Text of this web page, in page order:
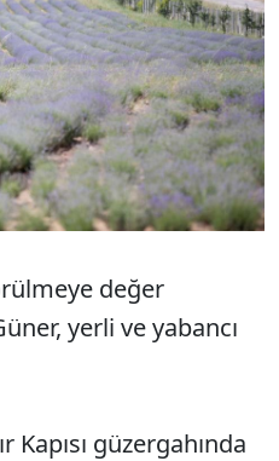
değer
yerli ve yabancı
Kapısı güzergahında